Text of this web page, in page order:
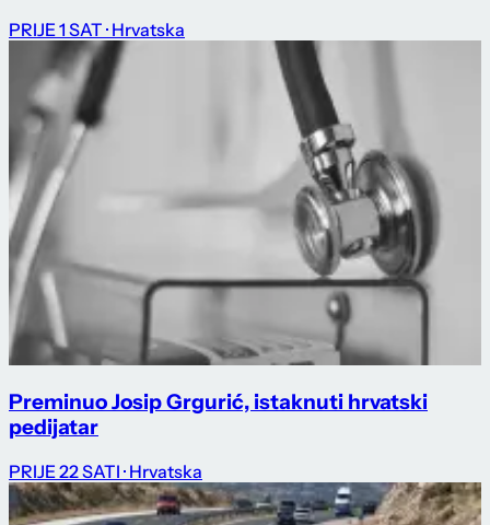
PRIJE 1 SAT · Hrvatska
Preminuo Josip Grgurić, istaknuti hrvatski
pedijatar
PRIJE 22 SATI · Hrvatska